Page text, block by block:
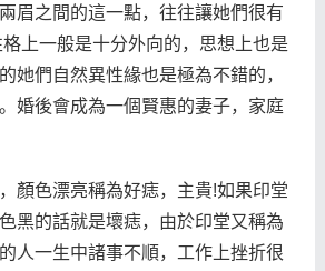
眉之間的這一點，往往讓她們很有
上一般是十分外向的，思想上也是
她們自然異性緣也是極為不錯的，
婚後會成為一個賢惠的妻子，家庭
顏色漂亮稱為好痣，主貴!如果印堂
黑的話就是壞痣，由於印堂又稱為
人一生中諸事不順，工作上挫折很